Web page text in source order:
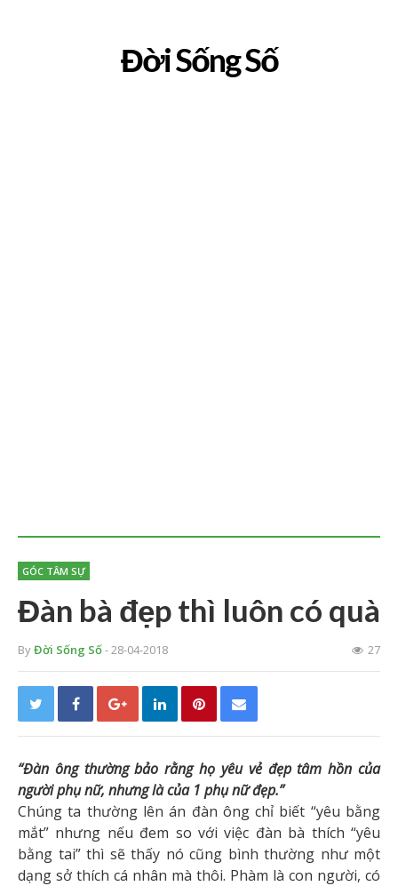
Đời Sống Số
GÓC TÂM SỰ
Đàn bà đẹp thì luôn có quà
ByĐời Sống Số- 28-04-2018 27
“Đàn ông thường bảo rằng họ yêu vẻ đẹp tâm hồn của
người phụ nữ, nhưng là của 1 phụ nữ đẹp.”
Chúng ta thường lên án đàn ông chỉ biết “yêu bằng
mắt” nhưng nếu đem so với việc đàn bà thích “yêu
bằng tai” thì sẽ thấy nó cũng bình thường như một
dạng sở thích cá nhân mà thôi. Phàm là con người, có